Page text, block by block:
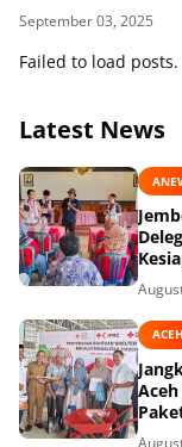
September 03, 2025
Failed to load posts.
Latest News
dan
ACEH